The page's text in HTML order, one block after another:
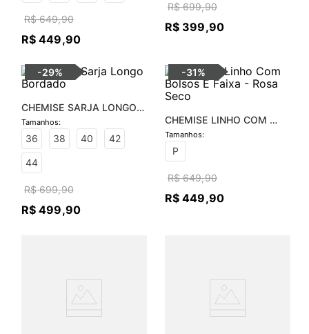
R$ 649,90
R$ 449,90
R$ 699,90
R$ 399,90
-29%
CHEMISE SARJA LONGO
BORDADO
36
38 40 42
44
R$ 699,90
R$ 499,90
-31%
CHEMISE LINHO COM
BOLSOS E FAIXA - ROSA
SECO
P
R$ 649,90
R$ 449,90